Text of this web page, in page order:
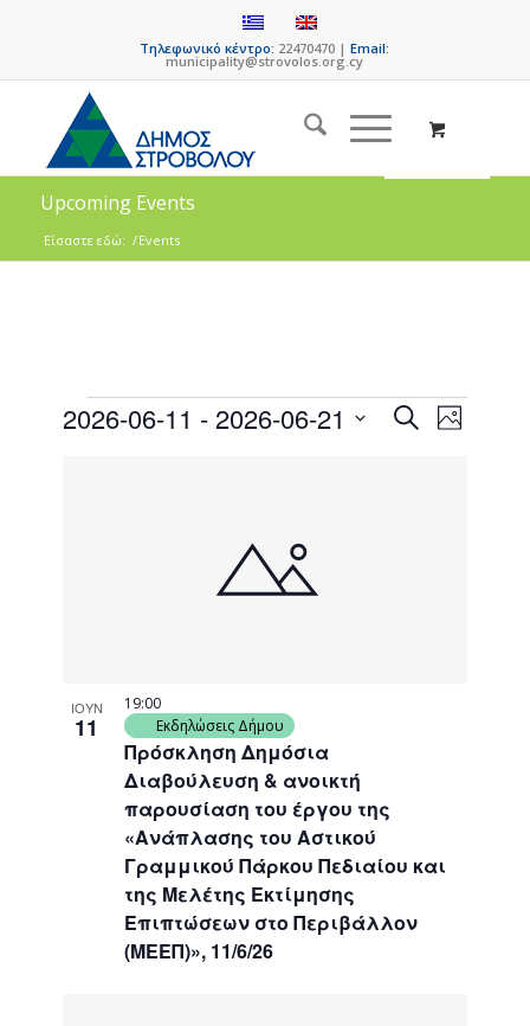
Τηλεφωνικό κέντρο: 22470470 |Email:
municipality@strovolos.org.cy
Upcoming Events
Είσαστε εδώ: /Events
Events
SearchEvent
Views
Photo
2026-06-11 - 2026-06-21
ΙΟΥΝ
11
Πρόσκληση Δημόσια
Διαβούλευση & ανοικτή
παρουσίαση του έργου της
«Ανάπλασης του Αστικού
Γραμμικού Πάρκου Πεδιαίου και
της Μελέτης Εκτίμησης
Επιπτώσεων στο Περιβάλλον
(ΜΕΕΠ)», 11/6/26
19:00
Εκδηλώσεις Δήμου